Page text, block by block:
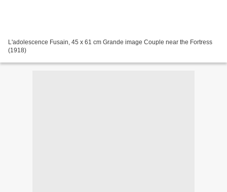
L'adolescence Fusain, 45 x 61 cm Grande image Couple near the Fortress
(1918)